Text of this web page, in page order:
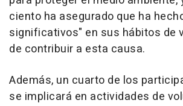
ciento ha asegurado que ha
significativos" en sus hábitos de
de contribuir a esta causa.
Además, un cuarto de los
se implicará en actividades de